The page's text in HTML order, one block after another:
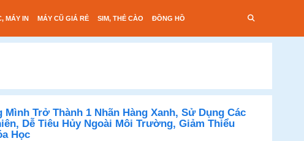
MÁY IN MÁY CŨ GIÁ RẺ SIM, THẺ CÀO ĐỒNG HỒ
Trở Thành 1 Nhãn Hàng Xanh, Sử Dụng Các
Dễ Tiêu Hủy Ngoài Môi Trường, Giảm Thiểu
Học